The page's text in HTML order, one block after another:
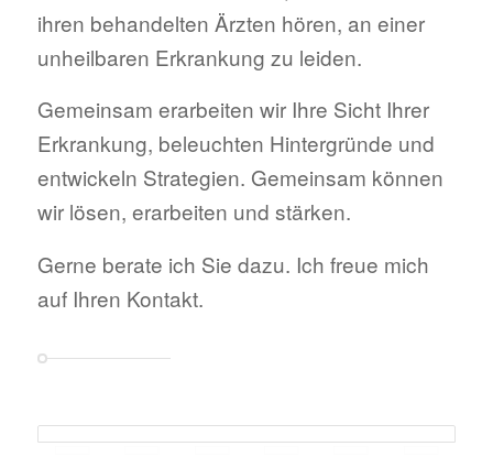
ihren behandelten Ärzten hören, an einer
unheilbaren Erkrankung zu leiden.
Gemeinsam erarbeiten wir Ihre Sicht Ihrer
Erkrankung, beleuchten Hintergründe und
entwickeln Strategien. Gemeinsam können
wir lösen, erarbeiten und stärken.
Gerne berate ich Sie dazu. Ich freue mich
auf Ihren Kontakt.